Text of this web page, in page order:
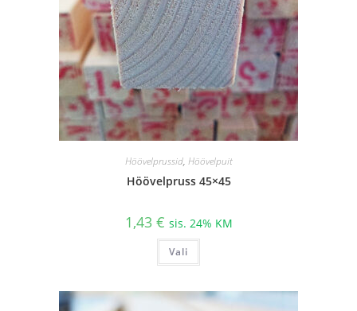
Höövelprussid, Höövelpuit
Höövelpruss 45×45
1,43 € sis. 24% KM
Vali
Sellel
on
Valikuid